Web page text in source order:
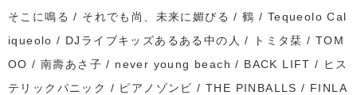
そこに鳴る / それでも尚、未来に媚びる / 鶴 / Tequeolo Cal
iqueolo / DJライブキッズあるある中の人 / トミタ栞 / TOM
OO / 南壽あさ子 / never young beach / BACK LIFT / ヒス
テリックパニック / ピアノゾンビ / THE PINBALLS / FINLA